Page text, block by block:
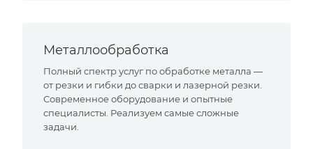
Металлообработка
Полный спектр услуг по обработке металла —
от резки и гибки до сварки и лазерной резки.
Современное оборудование и опытные
специалисты. Реализуем самые сложные
задачи.